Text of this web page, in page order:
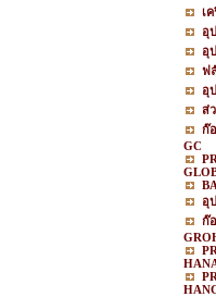
เ
อุ
อุ
ฟ
อุ
ส่
ก๊
GC
อุ
ก๊